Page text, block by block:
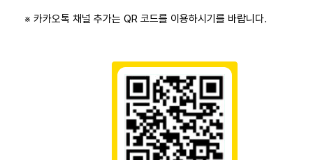
※ 카카오톡 채널 추가는 QR 코드를 이용하시기를 바랍니다.